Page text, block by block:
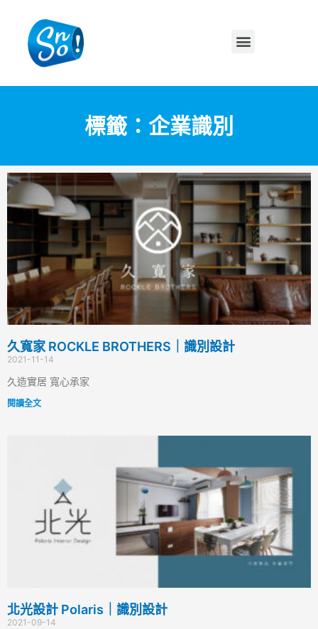
標籤：企業識別
久寬家 ROCKLE BROTHERS｜識別設計
2021-11-14
久造實居 寬心承家
閱讀全文
北光設計 Polaris｜識別設計
2021-09-14